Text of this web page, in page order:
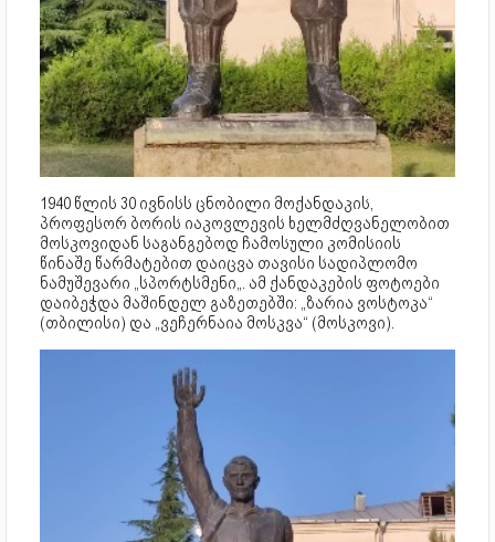
1940 წლის 30 ივნისს ცნობილი მოქანდაკის,
პროფესორ ბორის იაკოვლევის ხელმძღვანელობით
მოსკოვიდან საგანგებოდ ჩამოსული კომისიის
წინაშე წარმატებით დაიცვა თავისი სადიპლომო
ნამუშევარი „სპორტსმენი„. ამ ქანდაკების ფოტოები
დაიბეჭდა მაშინდელ გაზეთებში: „ზარია ვოსტოკა“
(თბილისი) და „ვეჩერნაია მოსკვა“ (მოსკოვი).